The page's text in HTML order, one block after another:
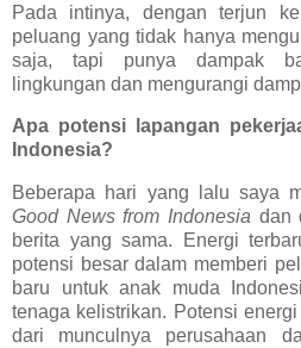
Pada intinya, dengan terjun
peluang yang tidak hanya
saja, tapi punya dampak
lingkungan dan mengurangi
Apa potensi lapangan
Indonesia?
Beberapa hari yang lalu saya
Good News from Indonesia dan
berita yang sama. Energi
potensi besar dalam memberi
baru untuk anak muda
tenaga kelistrikan. Potensi
dari munculnya perusahaan